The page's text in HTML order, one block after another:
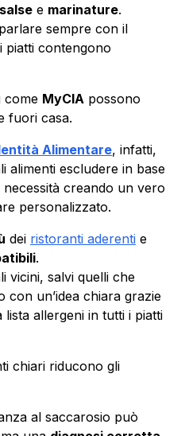
salse e marinature.
sempre con il
piatti contengono
come MyCIA possono
fuori casa.
Alimentare, infatti,
alimenti escludere in base
creando un vero
personalizzato.
dei ristoranti aderenti e
.
vicini, salvi quelli che
con un’idea chiara grazie
allergeni in tutti i piatti
chiari riducono gli
al saccarosio può